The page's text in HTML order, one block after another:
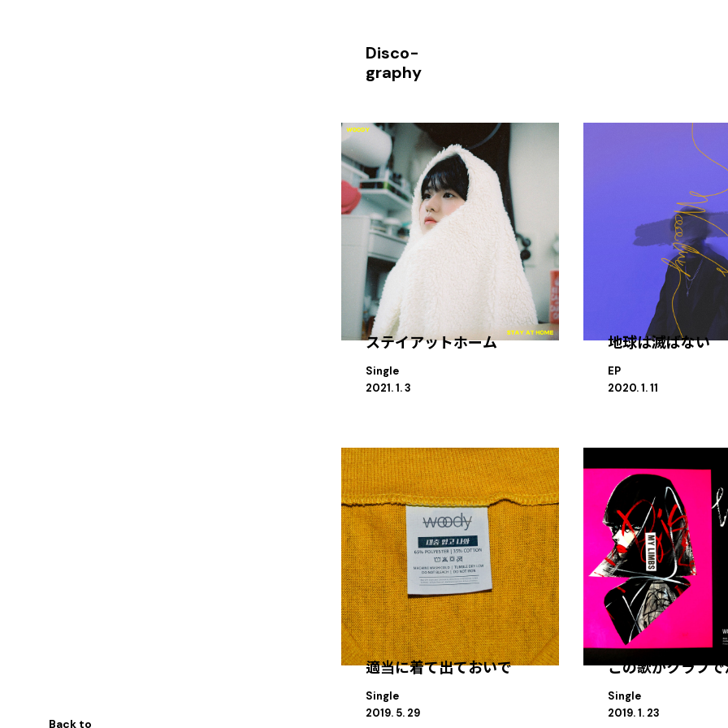
Back to
Disco-
graphy
ステイアットホーム
Single
2021. 1. 3
地球は滅ばない
EP
2020. 1. 11
適当に着て出ておいで
Single
2019. 5. 29
この歌がクラブ
Single
2019. 1. 23